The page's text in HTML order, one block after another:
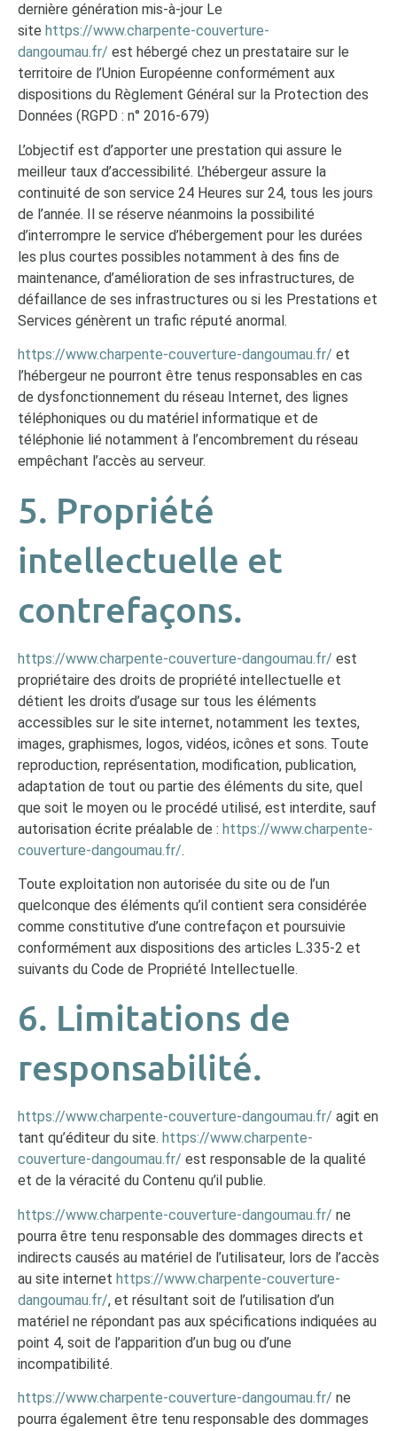
dernière génération mis-à-jour Le
site https://www.charpente-couverture-
dangoumau.fr/ est hébergé chez un prestataire sur le
territoire de l’Union Européenne conformément aux
dispositions du Règlement Général sur la Protection des
Données (RGPD : n° 2016-679)
L’objectif est d’apporter une prestation qui assure le
meilleur taux d’accessibilité. L’hébergeur assure la
continuité de son service 24 Heures sur 24, tous les jours
de l’année. Il se réserve néanmoins la possibilité
d’interrompre le service d’hébergement pour les durées
les plus courtes possibles notamment à des fins de
maintenance, d’amélioration de ses infrastructures, de
défaillance de ses infrastructures ou si les Prestations et
Services génèrent un trafic réputé anormal.
https://www.charpente-couverture-dangoumau.fr/ et
l’hébergeur ne pourront être tenus responsables en cas
de dysfonctionnement du réseau Internet, des lignes
téléphoniques ou du matériel informatique et de
téléphonie lié notamment à l’encombrement du réseau
empêchant l’accès au serveur.
5. Propriété
intellectuelle et
contrefaçons.
https://www.charpente-couverture-dangoumau.fr/ est
propriétaire des droits de propriété intellectuelle et
détient les droits d’usage sur tous les éléments
accessibles sur le site internet, notamment les textes,
images, graphismes, logos, vidéos, icônes et sons. Toute
reproduction, représentation, modification, publication,
adaptation de tout ou partie des éléments du site, quel
que soit le moyen ou le procédé utilisé, est interdite, sauf
autorisation écrite préalable de : https://www.charpente-
couverture-dangoumau.fr/.
Toute exploitation non autorisée du site ou de l’un
quelconque des éléments qu’il contient sera considérée
comme constitutive d’une contrefaçon et poursuivie
conformément aux dispositions des articles L.335-2 et
suivants du Code de Propriété Intellectuelle.
6. Limitations de
responsabilité.
https://www.charpente-couverture-dangoumau.fr/ agit en
tant qu’éditeur du site. https://www.charpente-
couverture-dangoumau.fr/ est responsable de la qualité
et de la véracité du Contenu qu’il publie.
https://www.charpente-couverture-dangoumau.fr/ ne
pourra être tenu responsable des dommages directs et
indirects causés au matériel de l’utilisateur, lors de l’accès
au site internet https://www.charpente-couverture-
dangoumau.fr/, et résultant soit de l’utilisation d’un
matériel ne répondant pas aux spécifications indiquées au
point 4, soit de l’apparition d’un bug ou d’une
incompatibilité.
https://www.charpente-couverture-dangoumau.fr/ ne
pourra également être tenu responsable des dommages